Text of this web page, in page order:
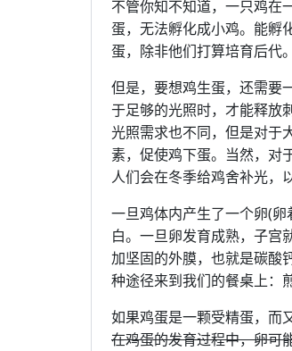
不管你知不知道，一只鸡在
蛋，无法孵化成小鸡。能孵
蛋，除非他们打算培育后代
但是，要想鸡生蛋，还需要
于足够的光照时，才能释放
光照需求也不同，但是对于
素，促使鸡下蛋。当然，对
人们会在冬季给鸡舍补光，
一旦鸡体内产生了一个卵(
白。一旦卵发育成熟，子宫
加坚固的外膜，也就是碳酸
种途径来到我们的餐桌上：
如果鸡蛋是一颗受精蛋，而
在鸡蛋的发育过程中，卵可